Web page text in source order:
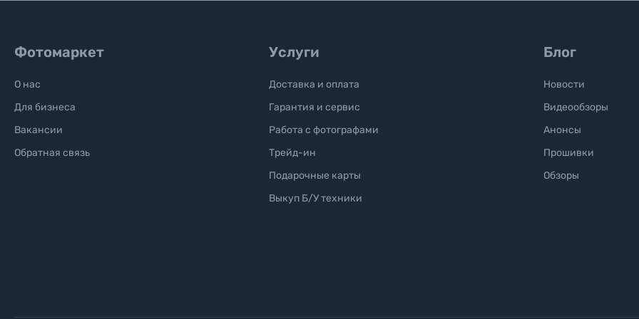
Фотомаркет
О нас
Для бизнеса
Вакансии
Обратная связь
Услуги
Доставка и оплата
Гарантия и сервис
Работа с фотографами
Трейд-ин
Подарочные карты
Выкуп Б/У техники
Блог
Новости
Видеообзоры
Анонсы
Прошивки
Обзоры